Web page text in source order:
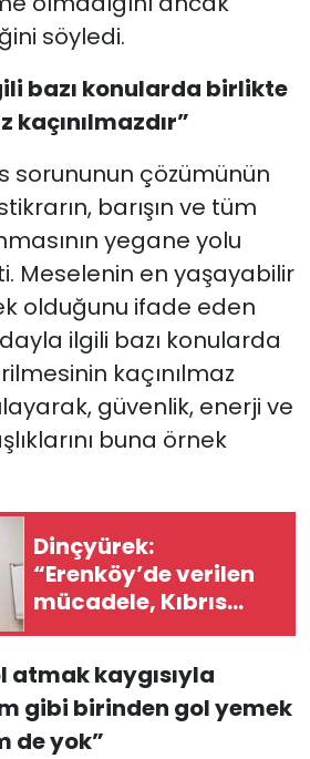
söyledi.
bazı konularda birlikte
sorununun çözümünün
barışın ve tüm
yegane yolu
Meselenin en yaşayabilir
olduğunu ifade eden
ilgili bazı konularda
kaçınılmaz
güvenlik, enerji ve
buna örnek
Dinçyürek:
“Erenköy’de verilen
mücadele, Kıbrıs
Türk halkının
çıkma iradesinin en
güçlü
göstergelerinden
atmak kaygısıyla
gibi birinden gol yemek
de yok”